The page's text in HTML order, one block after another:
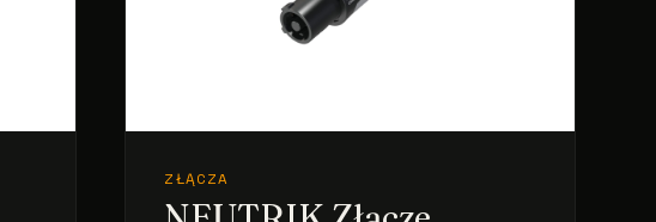
ZŁĄCZA